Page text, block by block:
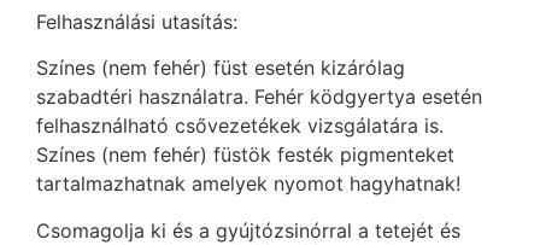
Felhasználási utasítás:
Színes (nem fehér) füst esetén kizárólag
szabadtéri használatra. Fehér ködgyertya esetén
felhasználható csővezetékek vizsgálatára is.
Színes (nem fehér) füstök festék pigmenteket
tartalmazhatnak amelyek nyomot hagyhatnak!
Csomagolja ki és a gyújtózsinórral a tetejét és